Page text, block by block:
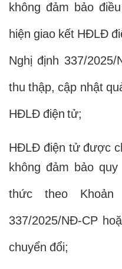
không đảm bảo
hiện giao kết HĐLĐ
Nghị định 337/
thu thập, cập nhật
HĐLĐ điện tử;
HĐLĐ điện tử được
không đảm bảo
thức theo
337/2025/NĐ-CP
chuyển đổi;